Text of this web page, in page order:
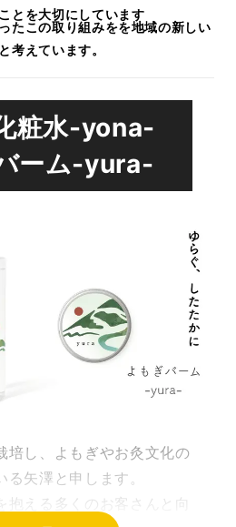
とを大切にしています
たこの取り組みをを地域の新しい
考えています。
粧水-yona-
ーム-yura-
培し、よもぎやお灸文化の
矢澤と申します。
抱える多くのお客さんと向